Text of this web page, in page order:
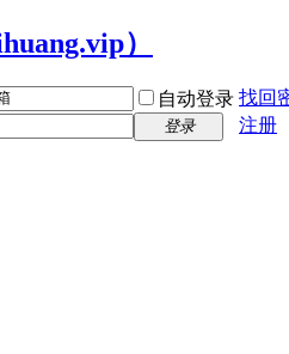
自动登录 找回
登录
注册